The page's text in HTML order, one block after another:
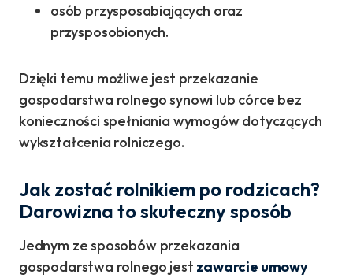
osób przysposabiających oraz
przysposobionych.
Dzięki temu możliwe jest przekazanie
gospodarstwa rolnego synowi lub córce bez
konieczności spełniania wymogów dotyczących
wykształcenia rolniczego.
Jak zostać rolnikiem po rodzicach?
Darowizna to skuteczny sposób
Jednym ze sposobów przekazania
gospodarstwa rolnego jest zawarcie umowy